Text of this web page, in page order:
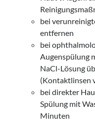
bei
entfernen
bei
Augenspülung
NaCl-Lösung
(Kontaktlinsen
bei direkter
Spülung mit
Minuten